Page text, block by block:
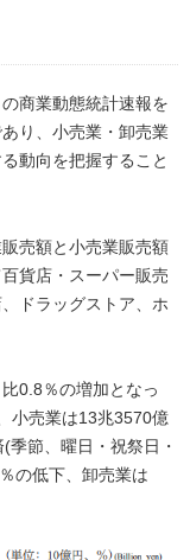
商業動態統計速報を
り、小売業・卸売業
動向を把握すること
売額と小売業販売額
貨店・スーパー販売
ドラッグストア、ホ
0.8％の増加となっ
小売業は13兆3570億
節、曜日・祝祭日・
の低下、卸売業は